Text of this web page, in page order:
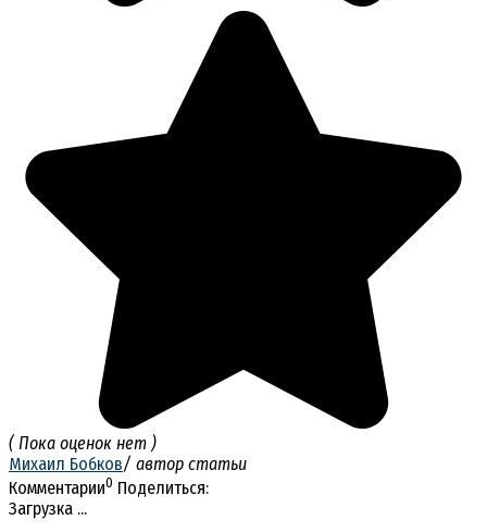
( Пока оценок нет )
Михаил Бобков/ автор статьи
Комментарии0 Поделиться:
Загрузка ...